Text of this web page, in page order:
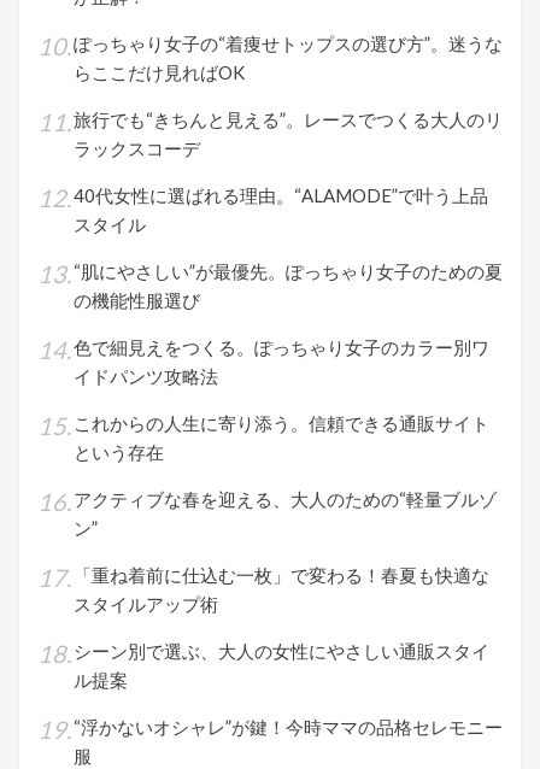
ぽっちゃり女子の“着痩せトップスの選び方”。迷うな
らここだけ見ればOK
旅行でも“きちんと見える”。レースでつくる大人のリ
ラックスコーデ
40代女性に選ばれる理由。“ALAMODE”で叶う上品
スタイル
“肌にやさしい”が最優先。ぽっちゃり女子のための夏
の機能性服選び
色で細見えをつくる。ぽっちゃり女子のカラー別ワ
イドパンツ攻略法
これからの人生に寄り添う。信頼できる通販サイト
という存在
アクティブな春を迎える、大人のための“軽量ブルゾ
ン”
「重ね着前に仕込む一枚」で変わる！春夏も快適な
スタイルアップ術
シーン別で選ぶ、大人の女性にやさしい通販スタイ
ル提案
“浮かないオシャレ”が鍵！今時ママの品格セレモニー
服